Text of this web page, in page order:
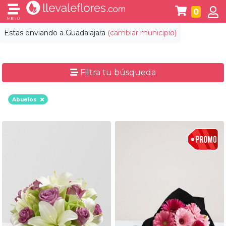
Estas enviando a Guadalajara (cambiar municipio)
MENÚ
0
Filtra tu búsqueda
Abuelos